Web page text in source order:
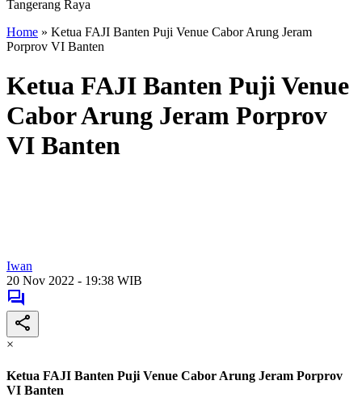
Tangerang Raya
Home » Ketua FAJI Banten Puji Venue Cabor Arung Jeram
Porprov VI Banten
Ketua FAJI Banten Puji Venue
Cabor Arung Jeram Porprov
VI Banten
Iwan
20 Nov 2022 - 19:38 WIB
×
Ketua FAJI Banten Puji Venue Cabor Arung Jeram Porprov
VI Banten